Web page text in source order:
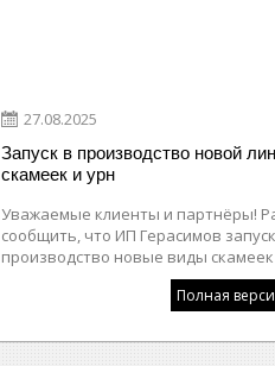
27.08.2025
Запуск в производство новой
скамеек и урн
Уважаемые клиенты и партнёры!
сообщить, что ИП Герасимов
производство новые виды скамеек
Полная